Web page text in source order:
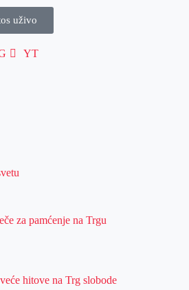
uživo
YT
za pamćenje na Trgu
hitove na Trg slobode